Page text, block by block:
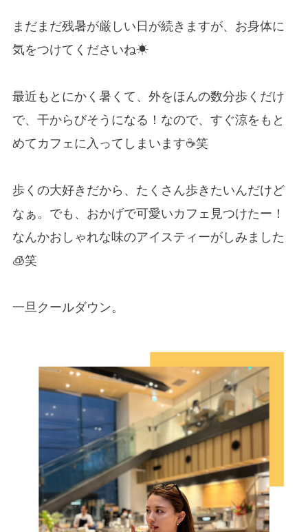
まだまだ残暑が厳しい日が続きますが、お身体に
気をつけてくださいね☀︎
最近もとにかく暑くて、外をほんの数分歩くだけ
で、干からびそうになる！なので、すぐ涼をもと
めてカフェに入ってしまいます☕️笑
歩くの大好きだから、たくさん歩きたいんだけど
なぁ。でも、おかげで可愛いカフェ見つけたー！
なんかおしゃれな味のアイスティーがしみました
🧊笑
一旦クールダウン。